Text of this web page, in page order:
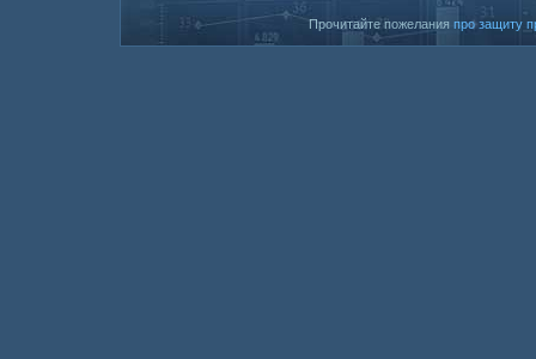
Прочитайте пожелания про защиту